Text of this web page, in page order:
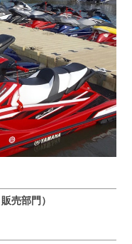
売部門）